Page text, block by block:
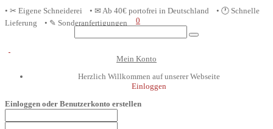
• ✂ Eigene Schneiderei • ✉ Ab 40€ portofrei in Deutschland
• 🕐 Schnelle
Lieferung • ✎ Sonderanfertigungen
0
Mein Konto
Herzlich Willkommen auf unserer Webseite
Einloggen
Einloggen oder Benutzerkonto erstellen